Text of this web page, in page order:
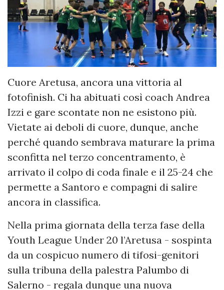
Cuore Aretusa, ancora una vittoria al
fotofinish. Ci ha abituati così coach Andrea
Izzi e gare scontate non ne esistono più.
Vietate ai deboli di cuore, dunque, anche
perché quando sembrava maturare la prima
sconfitta nel terzo concentramento, è
arrivato il colpo di coda finale e il 25-24 che
permette a Santoro e compagni di salire
ancora in classifica.
Nella prima giornata della terza fase della
Youth League Under 20 l’Aretusa - sospinta
da un cospicuo numero di tifosi-genitori
sulla tribuna della palestra Palumbo di
Salerno - regala dunque una nuova